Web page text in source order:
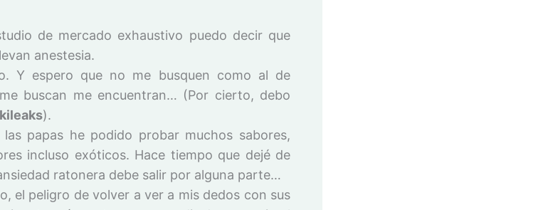
de mercado exhaustivo puedo decir que
anestesia.
Y espero que no me busquen como al de
buscan me encuentran… (Por cierto, debo
).
papas he podido probar muchos sabores,
incluso exóticos. Hace tiempo que dejé de
ratonera debe salir por alguna parte…
el peligro de volver a ver a mis dedos con sus